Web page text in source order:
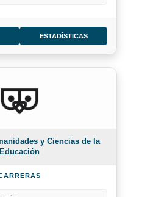
ESTADÍSTICAS
y Ciencias de la
Educación